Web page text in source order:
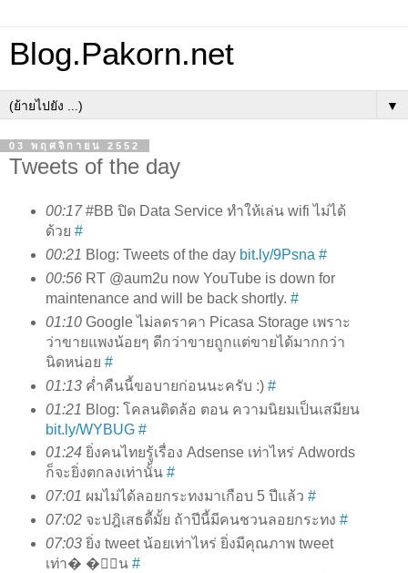
Blog.Pakorn.net
▼
03 พฤศจิกายน 2552
Tweets of the day
00:17#BB ปิด Data Service ทำให้เล่น wifi ไม่ได้
ด้วย #
00:21 Blog: Tweets of the day bit.ly/9Psna #
00:56RT @aum2u now YouTube is down for
maintenance and will be back shortly. #
01:10Google ไม่ลดราคา Picasa Storage เพราะ
ว่าขายแพงน้อยๆ ดีกว่าขายถูกแต่ขายได้มากกว่า
นิดหน่อย #
01:13ค่ำคืนนี้ขอบายก่อนนะครับ :) #
01:21 Blog: โคลนติดล้อ ตอน ความนิยมเป็นเสมียน
bit.ly/WYBUG #
01:24ยิ่งคนไทยรู้เรื่อง Adsense เท่าไหร่ Adwords
ก็จะยิ่งตกลงเท่านั้น #
07:01 ผมไม่ได้ลอยกระทงมาเกือบ 5 ปีแล้ว #
07:02จะปฎิเสธดีัมั้ย ถ้าปีนี้มีคนชวนลอยกระทง #
07:03ยิ่ง tweet น้อยเท่าไหร่ ยิ่งมีคุณภาพ tweet
เท่า� �ั้น #